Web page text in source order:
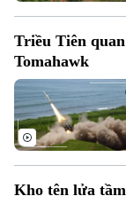
Hà Nội
Chính trị
Xã hội
Hà Nội
Nhịp sống Hà Nội
Người Hà Nội
Khoảnh khắc Hà
Thế giới
Quân sự
Kinh tế
Triều Tiên
Tomahawk
Kho tên lửa